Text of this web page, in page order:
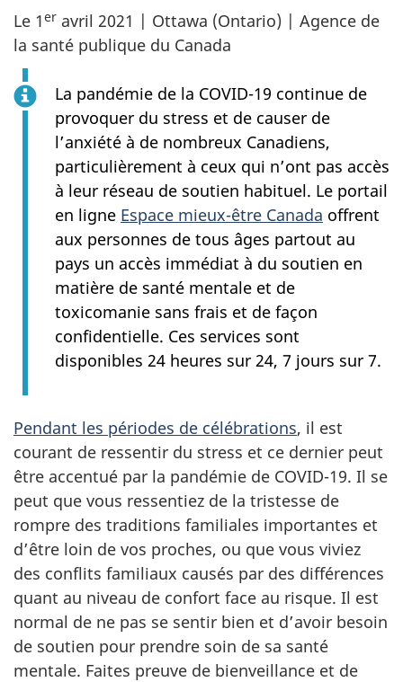
Le 1er avril 2021 | Ottawa (Ontario) | Agence de
la santé publique du Canada
La pandémie de la COVID-19 continue de
provoquer du stress et de causer de
l’anxiété à de nombreux Canadiens,
particulièrement à ceux qui n’ont pas accès
à leur réseau de soutien habituel. Le portail
en ligne Espace mieux-être Canada offrent
aux personnes de tous âges partout au
pays un accès immédiat à du soutien en
matière de santé mentale et de
toxicomanie sans frais et de façon
confidentielle. Ces services sont
disponibles 24 heures sur 24, 7 jours sur 7.
Pendant les périodes de célébrations, il est
courant de ressentir du stress et ce dernier peut
être accentué par la pandémie de COVID-19. Il se
peut que vous ressentiez de la tristesse de
rompre des traditions familiales importantes et
d’être loin de vos proches, ou que vous viviez
des conflits familiaux causés par des différences
quant au niveau de confort face au risque. Il est
normal de ne pas se sentir bien et d’avoir besoin
de soutien pour prendre soin de sa santé
mentale. Faites preuve de bienveillance et de